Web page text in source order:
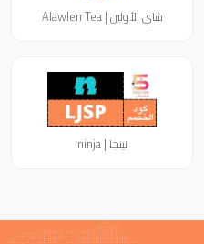
شاي الأولين | Alawlen Tea
نينجا | ninja